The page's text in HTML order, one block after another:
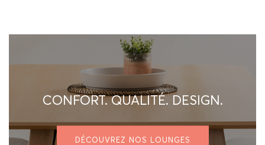
CONFORT. QUALITÉ. DESIGN.
DÉCOUVREZ NOS LOUNGES